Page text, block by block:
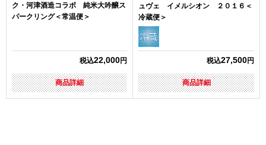
ク・河津酒造コラボ 純米大吟醸ス
パークリング＜常温便＞
税込22,000円
商品詳細
ュヴェ イメルシオン ２０１６＜
冷蔵便＞
税込27,500円
商品詳細